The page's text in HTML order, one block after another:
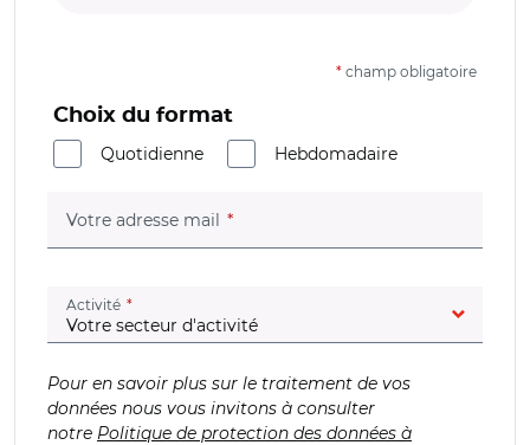
* champ obligatoire
Choix du format
Quotidienne
Hebdomadaire
Votre adresse mail (champ obligatoire)
Activité (champ obligatoire)
Pour en savoir plus sur le traitement de vos
données nous vous invitons à consulter
notre Politique de protection des données à